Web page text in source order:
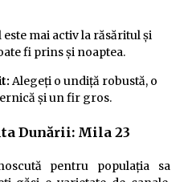
este mai activ la răsăritul și
fi prins și noaptea.
Alegeți o undiță robustă, o
și un fir gros.
Dunării: Mila 23
pentru populația sa